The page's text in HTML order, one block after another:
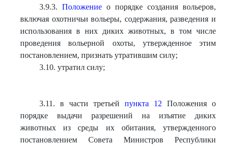
3.9.3. Положениео порядке создания вольеров,
включая охотничьи вольеры, содержания, разведения и
использования в них диких животных, в том числе
проведения вольерной охоты, утвержденное этим
постановлением, признать утратившим силу;
3.10. утратил силу;
3.11. в части третьей пункта 12 Положения о
порядке выдачи разрешений на изъятие диких
животных из среды их обитания, утвержденного
постановлением Совета Министров Республики